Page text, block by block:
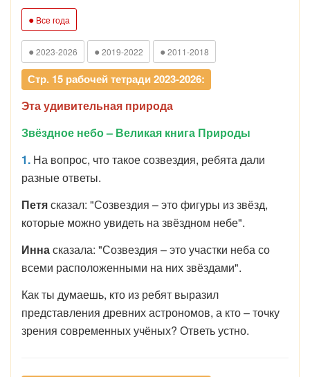
● Все года
● 2023-2026 ● 2019-2022 ● 2011-2018
Стр. 15 рабочей тетради 2023-2026:
Эта удивительная природа
Звёздное небо – Великая книга Природы
1. На вопрос, что такое созвездия, ребята дали
разные ответы.
Петясказал: "Созвездия – это фигуры из звёзд,
которые можно увидеть на звёздном небе".
Иннасказала: "Созвездия – это участки неба со
всеми расположенными на них звёздами".
Как ты думаешь, кто из ребят выразил
представления древних астрономов, а кто – точку
зрения современных учёных? Ответь устно.